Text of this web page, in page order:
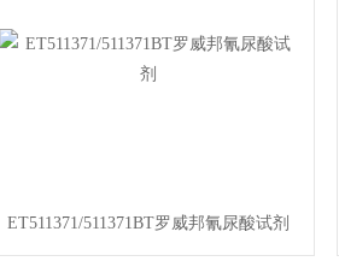
ET511371/511371BT罗威邦氰尿酸试剂